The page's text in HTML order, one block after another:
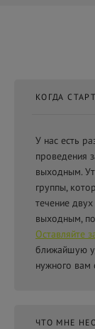
КОГДА
У нас есть
проведения
выходным.
группы,
течение
выходным,
Оставляйте
ближайшую
нужного вам
ЧТО МНЕ